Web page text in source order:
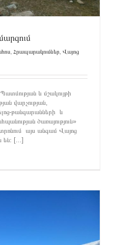
, Հրապարակումներ, Վայոց
և մշակույթի
վարչության,
թանգարանների և
ծառայություն»
այս անգամ Վայոց
են։ [...]